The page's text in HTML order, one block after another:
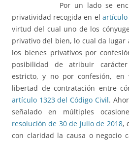
Por un lado se
privatividad recogida en el artículo
virtud del cual uno de los
privativo del bien, lo cual da lugar
los bienes privativos por
posibilidad de atribuir
estricto, y no por confesión,
libertad de contratación entre
artículo 1323 del Código Civil.
señalado en múltiples
resolución de 30 de julio de 2018,
con claridad la causa o negocio